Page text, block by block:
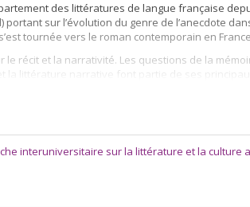
des littératures de langue française
sur l’évolution du genre de l’anecdote
tournée vers le roman contemporain en
le récit et la narrativité. Les questions de la
la littérature narrative font partie de ses
à la création littéraire. Outre des
du monde, 2010 et
interuniversitaire sur la littérature et la culture